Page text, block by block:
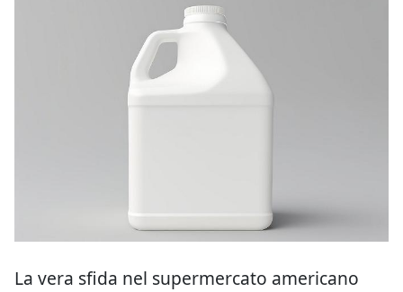
La vera sfida nel supermercato americano